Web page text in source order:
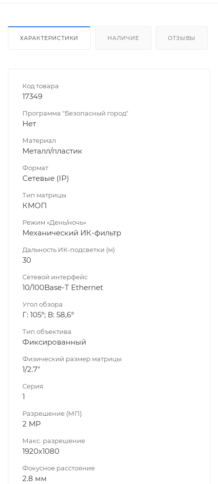
ХАРАКТЕРИСТИКИ НАЛИЧИЕ ОТЗЫВЫ
Код товара
17349
Программа "Безопасный город"
Нет
Материал
Металл/пластик
Формат
Сетевые (IP)
Тип матрицы
КМОП
Режим «День/ночь»
Механический ИК-фильтр
Дальность ИК-подсветки (м)
30
Сетевой интерфейс
10/100Base-T Ethernet
Угол обзора
Г: 105°; В: 58,6°
Тип объектива
Фиксированный
Физический размер матрицы
1/2.7"
Серия
1
Разрешение (МП)
2 MP
Макс. разрешение
1920х1080
Фокусное расстояние
2.8 мм